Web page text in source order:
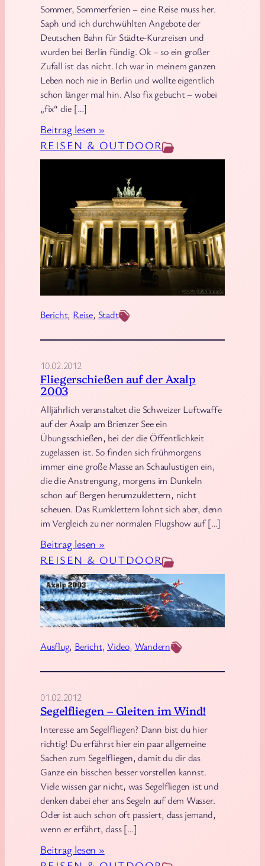
i
t
i
s
t
’
e
r
REISEN & OUTDOOR
Bericht, Reise, Stadt
Sommer, Sommerferien – eine Reise muss her.
Saph und ich durchwühlten Angebote der
Deutschen Bahn für Städte-Kurzreisen und
wurden bei Berlin fündig. Ok – so ein großer
Zufall ist das nicht. Ich war in meinem ganzen
Leben noch nie in Berlin und wollte eigentlich
schon länger mal hin. Also fix gebucht – wobei
„fix“ die […]
Beitrag lesen »:
T
r
i
n
d
e
u
p
t
d
–
B
e
r
l
i
n
2
0
1
0
REISEN & OUTDOOR
Ausflug, Bericht, Video, Wandern
10.02.2012
Fliegerschießen auf der Axalp
2003
Alljährlich veranstaltet die Schweizer Luftwaffe
auf der Axalp am Brienzer See ein
Übungsschießen, bei der die Öffentlichkeit
zugelassen ist. So finden sich frühmorgens
immer eine große Masse an Schaulustigen ein,
die die Anstrengung, morgens im Dunkeln
schon auf Bergen herumzuklettern, nicht
scheuen. Das Rumklettern lohnt sich aber, denn
im Vergleich zu ner normalen Flugshow auf […]
Beitrag lesen »:
F
l
i
e
g
r
s
i
e
ß
n
a
u
f
d
01.02.2012
Segelfliegen – Gleiten im Wind!
Interesse am Segelfliegen? Dann bist du hier
richtig! Du erfährst hier ein paar allgemeine
Sachen zum Segelfliegen, damit du dir das
Ganze ein bisschen besser vorstellen kannst.
Viele wissen gar nicht, was Segelfliegen ist und
denken dabei eher ans Segeln auf dem Wasser.
Oder ist auch schon oft passiert, dass jemand,
wenn er erfährt, dass […]
Beitrag lesen »: